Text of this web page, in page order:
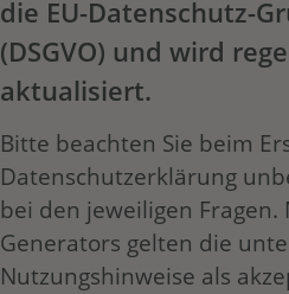
die EU-Datenschutz-
(DSGVO) und wird
aktualisiert.
Bitte beachten Sie beim
Datenschutzerklärung
bei den jeweiligen
Generators gelten die
Nutzungshinweise als